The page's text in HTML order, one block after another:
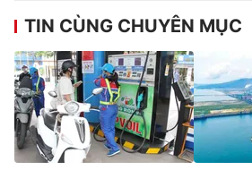
TIN CÙNG CHUYÊN MỤC